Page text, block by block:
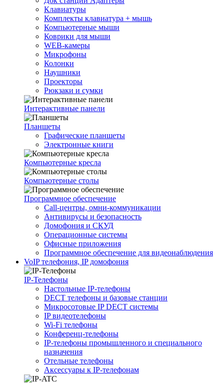
Клавиатуры
Комплекты клавиатура + мышь
Компьютерные мыши
Коврики для мыши
WEB-камеры
Микрофоны
Колонки
Наушники
Проекторы
Рюкзаки и сумки
Интерактивные панели
Планшеты
Графические планшеты
Электронные книги
Компьютерные кресла
Компьютерные столы
Программное обеспечение
Call-центры, омни-коммуникации
Антивирусы и безопасность
Домофония и СКУД
Операционные системы
Офисные приложения
Программное обеспечение для видеонаблюдения
VoIP телефония, IP домофония
IP-Телефоны
Настольные IP-телефоны
DECT телефоны и базовые станции
Микросотовые IP DECT системы
IP видеотелефоны
Wi-Fi телефоны
Конференц-телефоны
IP-телефоны промышленного и специального
назначения
Отельные телефоны
Аксессуары к IP-телефонам